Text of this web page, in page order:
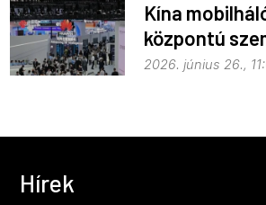
Kína
központú
fejlődik
2026. június 26.,
Hírek